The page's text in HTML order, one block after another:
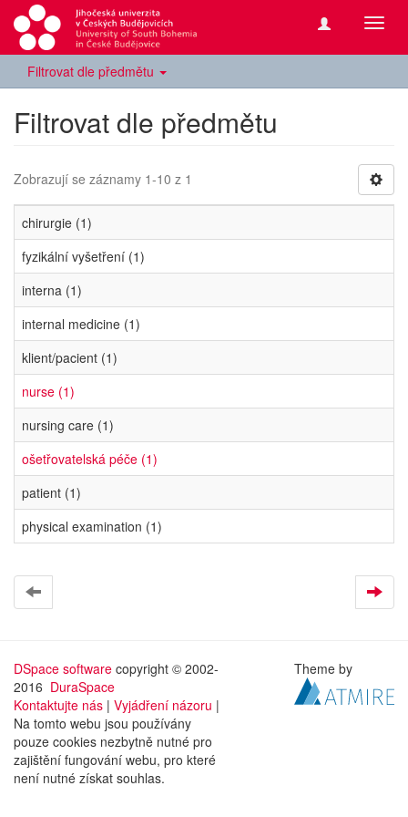
Filtrovat dle předmětu
Filtrovat dle předmětu
Zobrazují se záznamy 1-10 z 1
chirurgie (1)
fyzikální vyšetření (1)
interna (1)
internal medicine (1)
klient/pacient (1)
nurse (1)
nursing care (1)
ošetřovatelská péče (1)
patient (1)
physical examination (1)
DSpace software copyright © 2002-
2016 DuraSpace
Kontaktujte nás | Vyjádření názoru |
Na tomto webu jsou používány
pouze cookies nezbytně nutné pro
zajištění fungování webu, pro které
není nutné získat souhlas.
Theme by